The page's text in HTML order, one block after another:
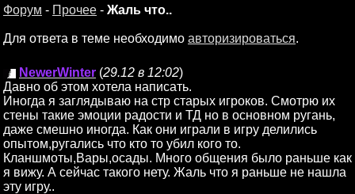
Форум - Прочее - Жаль что..
Для ответа в теме необходимо авторизироваться.
NewerWinter (29.12 в 12:02)
Давно об этом хотела написать.
Иногда я заглядываю на стр старых игроков. Смотрю их
стены такие эмоции радости и ТД но в основном ругань,
даже смешно иногда. Как они играли в игру делились
опытом,ругались что кто то убил кого то.
Кланшмоты,Вары,осады. Много общения было раньше как
я вижу. А сейчас такого нету. Жаль что я раньше не нашла
эту игру..